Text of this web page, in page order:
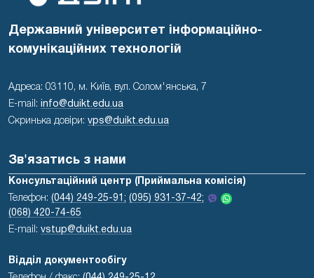
Державний університет інформаційно-
комунікаційних технологій
Адреса: 03110, м. Київ, вул. Солом'янська, 7
E-mail:
info@duikt.edu.ua
Скринька довіри: vps@duikt.edu.ua
Зв'язатись з нами
Консультаційний центр (Приймальна комісія)
Телефон: (044) 249-25-91; (095) 931-37-42;
(068) 420-74-65
E-mail: vstup@duikt.edu.ua
Відділ документообігу